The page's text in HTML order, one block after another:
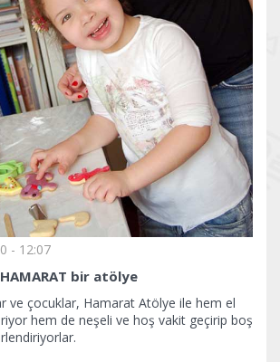
- 12:07
bir atölye
ve çocuklar, Hamarat Atölye ile hem el
hem de neşeli ve hoş vakit geçirip boş